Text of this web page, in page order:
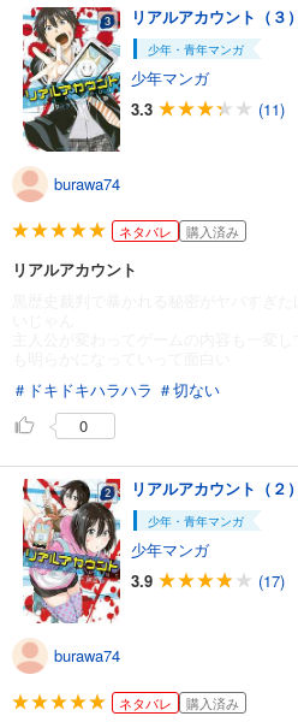
リアルアカウント（３）
少年・青年マンガ
少年マンガ
3.3
(11)
burawa74
ネタバレ 購入済み
リアルアカウント
＃ドキドキハラハラ ＃切ない
0
リアルアカウント（２）
少年・青年マンガ
少年マンガ
3.9
(17)
burawa74
ネタバレ 購入済み